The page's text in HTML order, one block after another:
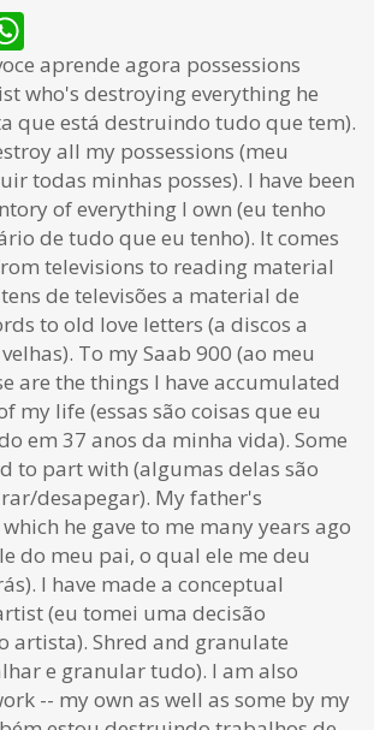
aprende agora possessions
who's destroying everything he
que está destruindo tudo que tem).
all my possessions (meu
todas minhas posses). I have been
of everything I own (eu tenho
de tudo que eu tenho). It comes
televisions to reading material
de televisões a material de
to old love letters (a discos a
To my Saab 900 (ao meu
are the things I have accumulated
my life (essas são coisas que eu
em 37 anos da minha vida). Some
to part with (algumas delas são
desapegar). My father's
he gave to me many years ago
do meu pai, o qual ele me deu
I have made a conceptual
(eu tomei uma decisão
artista). Shred and granulate
e granular tudo). I am also
-- my own as well as some by my